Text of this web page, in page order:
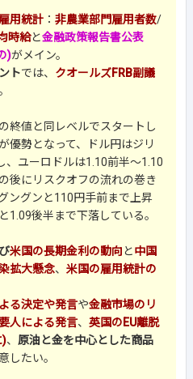
用統計 ： 非農業部門雇用者数/
時給と金融政策報告書公表
)がメイン。
トでは、 クオールズFRB副議
終値と同レベルでスタートし
優勢となって、ドル円はジリ
、ユーロドルは1.10前半～1.10
後にリスクオフの流れの巻き
ングンと110円手前まで上昇
1.09後半まで下落している。
米国の長期金利の動向と中国
拡大懸念、 米国の雇用統計の
る決定や発言や金融市場のリ
人による発言、 英国のEU離脱
)、 原油と金を中心とした商品
したい。